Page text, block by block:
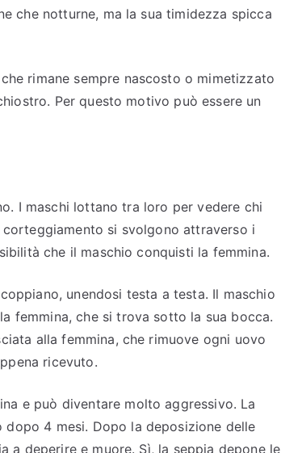
che notturne, ma la sua timidezza spicca
rimane sempre nascosto o mimetizzato
Per questo motivo può essere un
I maschi lottano tra loro per vedere chi
si svolgono attraverso i
che il maschio conquisti la femmina.
unendosi testa a testa. Il maschio
femmina, che si trova sotto la sua bocca.
alla femmina, che rimuove ogni uovo
ricevuto.
e può diventare molto aggressivo. La
4 mesi. Dopo la deposizione delle
a deperire e muore. Sì, la seppia depone le